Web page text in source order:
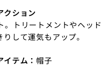
クション
。トリートメントやヘッ
りして運気もアップ。
イテム： 帽子